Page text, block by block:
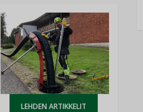
LEHDEN ARTIKKELIT